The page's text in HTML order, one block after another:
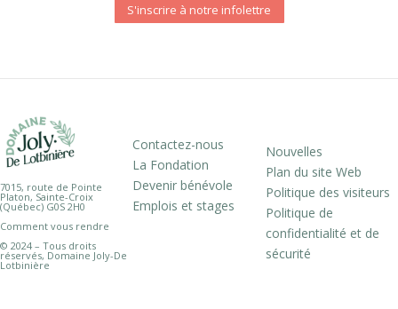
S'inscrire à notre infolettre
7015, route de Pointe
Platon, Sainte-Croix
(Québec) G0S 2H0
Comment vous rendre
© 2024 – Tous droits
réservés, Domaine Joly-De
Lotbinière
Contactez-nous
La Fondation
Devenir bénévole
Emplois et stages
Nouvelles
Plan du site Web
Politique des visiteurs
Politique de
confidentialité et de
sécurité